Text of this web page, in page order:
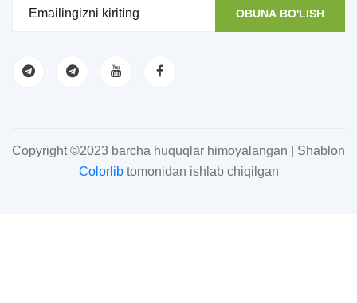
OBUNA BO'LISH
Copyright ©2023 barcha huquqlar himoyalangan | Shablon
Colorlibtomonidan ishlab chiqilgan